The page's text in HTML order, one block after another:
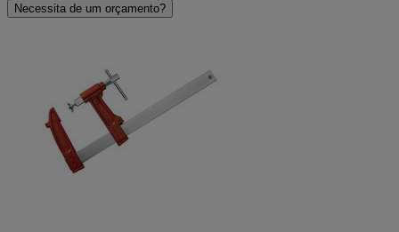
Necessita de um orçamento?